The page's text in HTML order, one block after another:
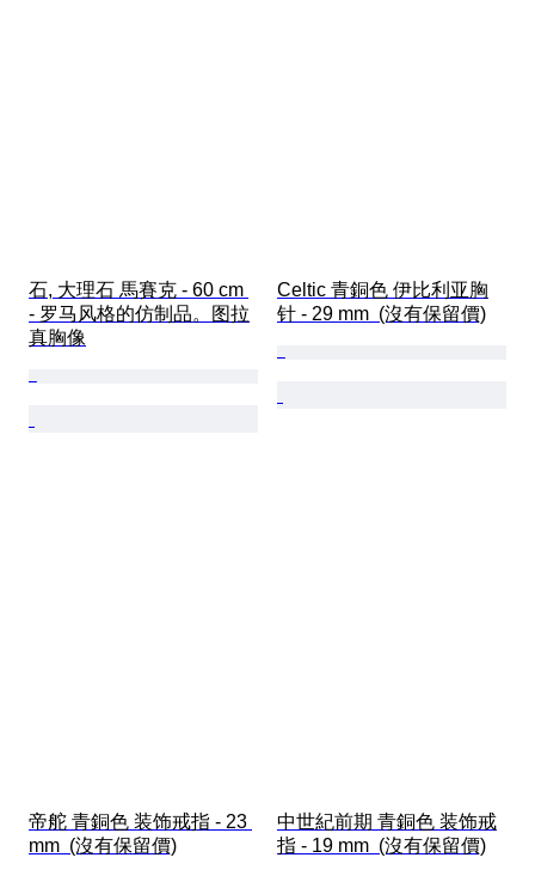
石, 大理石 馬賽克 - 60 cm
- 罗马风格的仿制品。图拉
真胸像
Celtic 青銅色 伊比利亚胸
针 - 29 mm  (沒有保留價)
帝舵 青銅色 装饰戒指 - 23
mm  (沒有保留價)
中世紀前期 青銅色 装饰戒
指 - 19 mm  (沒有保留價)